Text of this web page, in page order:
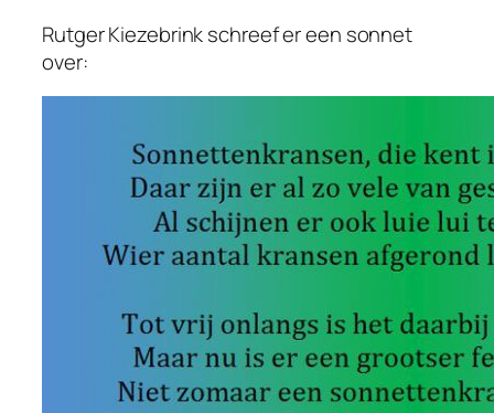
Rutger Kiezebrink schreef er een sonnet
over: